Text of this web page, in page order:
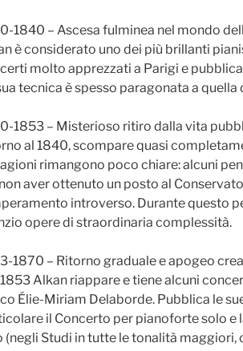
1840 – Ascesa fulminea nel mondo
è considerato uno dei più brillanti
molto apprezzati a Parigi e
tecnica è spesso paragonata a quella
1853 – Misterioso ritiro dalla vita
al 1840, scompare quasi
rimangono poco chiare: alcuni
aver ottenuto un posto al
introverso. Durante questo
opere di straordinaria complessità.
1870 – Ritorno graduale e apogeo
Alkan riappare e tiene alcuni
Élie-Miriam Delaborde. Pubblica le
il Concerto per pianoforte solo e
(negli Studi in tutte le tonalità maggiori,